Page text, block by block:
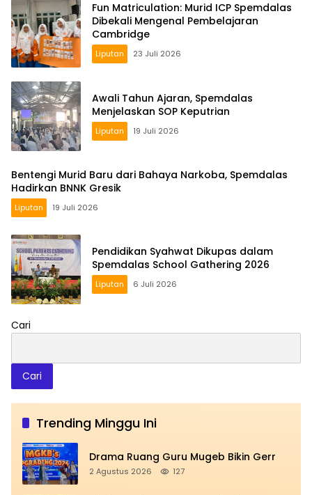
Fun Matriculation: Murid ICP Spemdalas
Dibekali Mengenal Pembelajaran
Cambridge
Liputan 23 Juli 2026
Awali Tahun Ajaran, Spemdalas
Menjelaskan SOP Keputrian
Liputan 19 Juli 2026
Bentengi Murid Baru dari Bahaya Narkoba, Spemdalas
Hadirkan BNNK Gresik
Liputan 19 Juli 2026
Pendidikan Syahwat Dikupas dalam
Spemdalas School Gathering 2026
Liputan 6 Juli 2026
Cari
Cari
Trending Minggu Ini
Drama Ruang Guru Mugeb Bikin Gerr
2 Agustus 2026 127